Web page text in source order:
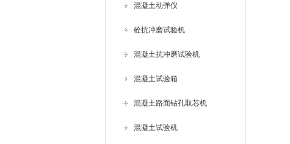
混凝土动弹仪
砼抗冲磨试验机
混凝土抗冲磨试验机
混凝土试验箱
混凝土路面钻孔取芯机
混凝土试验机